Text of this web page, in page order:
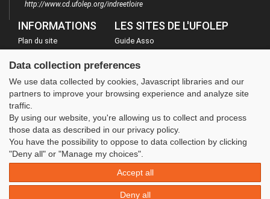
http://www.cd.ufolep.org/indreetloire
INFORMATIONS
Plan du site
Mentions légales
Administration
LES SITES DE L'UFOLEP
Guide Asso
Inscriptions évènements
Data collection preferences
We use data collected by cookies, Javascript libraries and our
partners to improve your browsing experience and analyze site
traffic.
By using our website, you're allowing us to collect and process
those data as described in our privacy policy.
You have the possibility to oppose to data collection by clicking
"Deny all" or "Manage my choices".
Accept all
Deny all